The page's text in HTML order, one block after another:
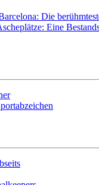
Die
Eine